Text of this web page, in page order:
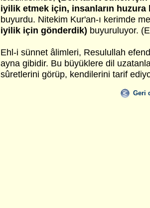
iyilik etmek için, insanların
buyurdu. Nitekim Kur'an-ı kerimde
iyilik için gönderdik) buyuruluyor.
Ehl-i sünnet âlimleri, Resulullah
ayna gibidir. Bu büyüklere dil
sûretlerini görüp, kendilerini tarif
Geri